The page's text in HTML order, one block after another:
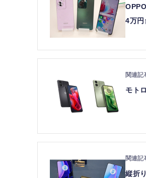
4万円
モト
縦折